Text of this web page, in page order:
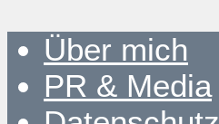
Über mich
PR & Media